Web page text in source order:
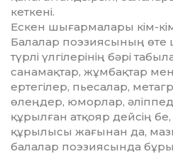
кеткені.
Ескен шығармалары кім-
Ба­лалар поэзиясының өте
түрлі үлгілерінің бәрі
санамақтар, жұмбақтар
ертегілер, пьесалар,
өлеңдер, юморлар,
құрылған атқояр дейсің
құрылысы жағынан да,
балалар поэзиясында